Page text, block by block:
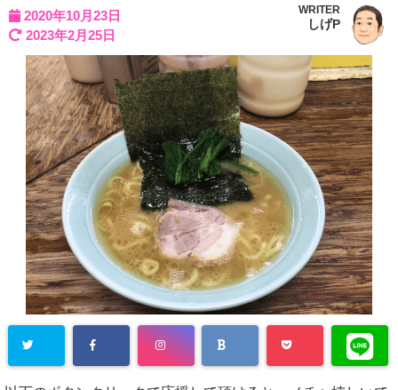
2020年10月23日
2023年2月25日
WRITER
しげP